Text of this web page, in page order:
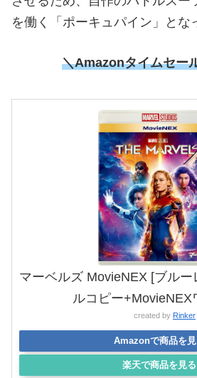
を働く「ポーキュパイン」とな
＼Amazonタイムセー
マーベルズ MovieNEX [ブルー
ルコピー+MovieNEX
created by Rinker
Amazonで商品を
楽天で商品を見る